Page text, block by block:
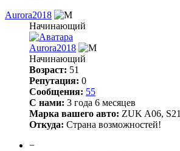
Aurora2018
Начинающий
Aurora2018
Начинающий
Возраст: 51
Репутация: 0
Сообщения: 55
С нами: 3 года 6 месяцев
Марка вашего авто: ZUK A06, S21
Откуда: Страна возможностей!
−